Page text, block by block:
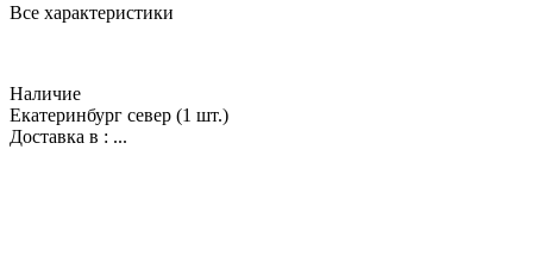
Все характеристики
Наличие
Екатеринбург север (1 шт.)
Доставка в : ...